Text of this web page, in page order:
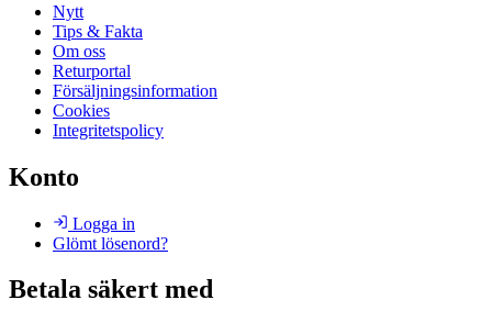
Nytt
Tips & Fakta
Om oss
Returportal
Försäljningsinformation
Cookies
Integritetspolicy
Konto
Logga in
Glömt lösenord?
Betala säkert med